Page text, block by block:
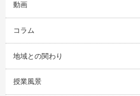
動画
コラム
地域との関わり
授業風景